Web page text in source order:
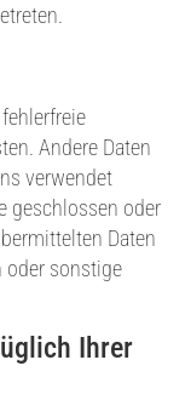
Andere Daten
verwendet
geschlossen oder
Daten
oder sonstige
Ihrer